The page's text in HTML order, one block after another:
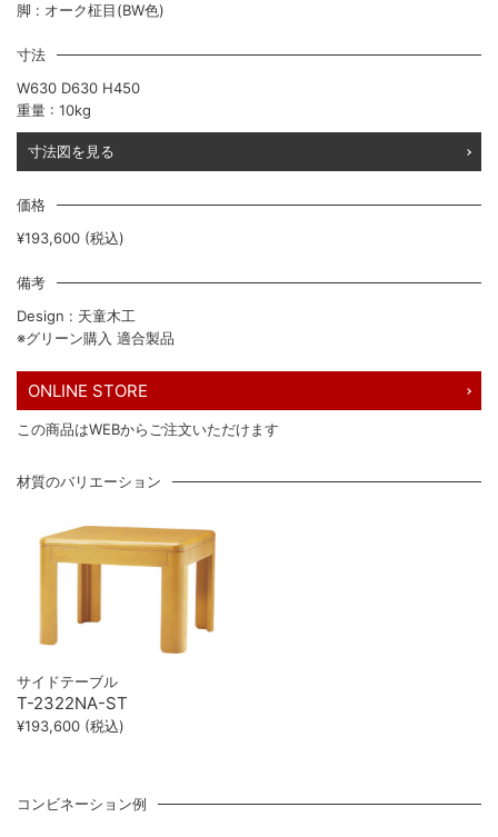
脚 : オーク柾目(BW色)
寸法
W630 D630 H450
重量 : 10kg
寸法図を見る
価格
¥193,600 (税込)
備考
Design : 天童木工
※グリーン購入 適合製品
ONLINE STORE
この商品はWEBからご注文いただけます
材質のバリエーション
サイドテーブル
T-2322NA-ST
¥193,600 (税込)
コンビネーション例